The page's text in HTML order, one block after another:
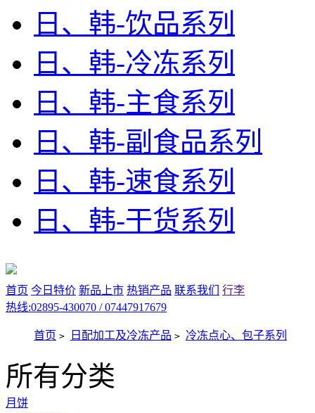
日、韩-饮品系列
日、韩-冷冻系列
日、韩-主食系列
日、韩-副食品系列
日、韩-速食系列
日、韩-干货系列
首页 今日特价 新品上市 热销产品 联系我们
行李
热线:02895-430070 / 07447917679
首页 > 日配加工及冷冻产品 > 冷冻点心、包子系列
所有分类
月饼